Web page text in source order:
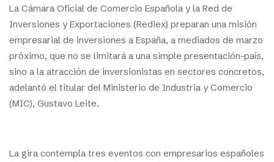
La Cámara Oficial de Comercio Española y la Red de
Inversiones y Exportaciones (Rediex) preparan una misión
empresarial de inversiones a España, a mediados de marzo
próximo, que no se limitará a una simple presentación-país,
sino a la atracción de inversionistas en sectores concretos,
adelantó el titular del Ministerio de Industria y Comercio
(MIC), Gustavo Leite.
La gira contempla tres eventos con empresarios españoles